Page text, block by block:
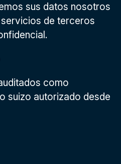
sus datos nosotros
de terceros
como
suizo autorizado desde